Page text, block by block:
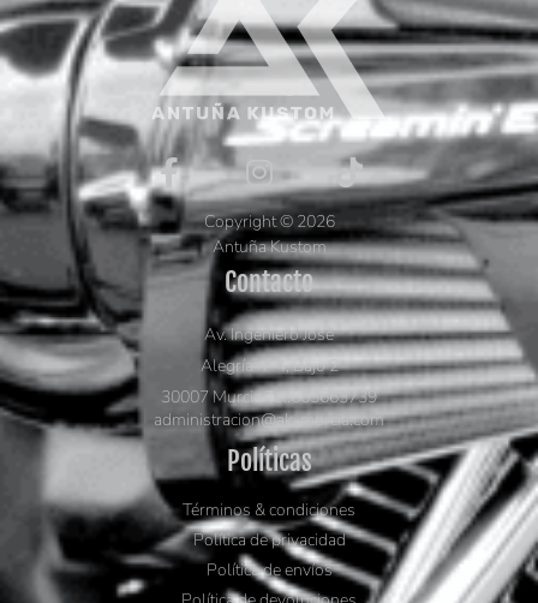
Copyright © 2026
Antuña Kustom
Contacto
Av. Ingeniero José
Alegría nº 4, Bajo 2
30007 Murcia Tel.663663739
administracion@ak-murcia.com
Políticas
Términos & condiciones
Política de privacidad
Política de envíos